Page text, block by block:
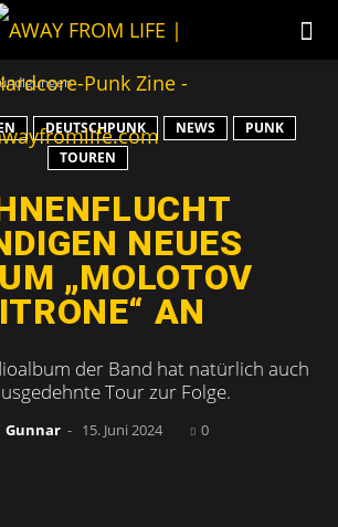
DEUTSCHPUNK NEWS
PUNK
TOUREN
NEUES
„MOLOTOV
AN
der Band hat natürlich auch
Tour zur Folge.
Gunnar - 15. Juni 2024 0